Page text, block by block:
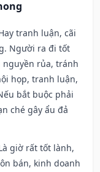
tranh luận, cãi
Người ra đi tốt
rủa, tránh
họp, tranh luận,
bắt buộc phải
ché gây ẩu đả
giờ rất tốt lành,
bán, kinh doanh